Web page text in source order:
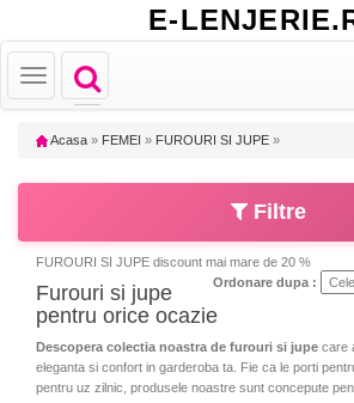
E-
Toggle
navigation
Toggle
navigation
Acasa » FEMEI » FUROURI SI JUPE »
Filtre
FUROURI SI JUPE discount mai mare de 20 %
Ordonare dupa :
Furouri si jupe
pentru orice ocazie
Descopera colectia noastra de furouri si jupe care
eleganta si confort in garderoba ta. Fie ca le porti
pentru uz zilnic, produsele noastre sunt concepute